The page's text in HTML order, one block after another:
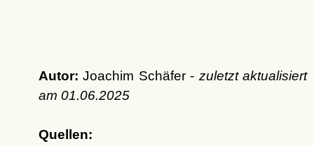
Autor: Joachim Schäfer - zuletzt aktualisiert
am 01.06.2025
Quellen: